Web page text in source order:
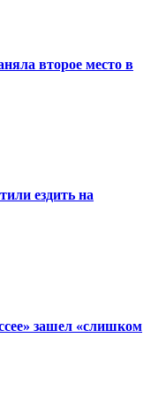
второе место в
ездить на
зашел «слишком